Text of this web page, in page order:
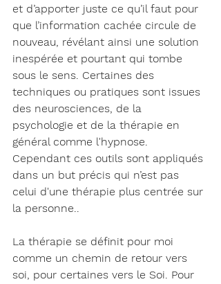
et d’apporter juste ce qu’il faut pour
que l’information cachée circule de
nouveau, révélant ainsi une solution
inespérée et pourtant qui tombe
sous le sens. Certaines des
techniques ou pratiques sont issues
des neurosciences, de la
psychologie et de la thérapie en
général comme l'hypnose.
Cependant ces outils sont appliqués
dans un but précis qui n’est pas
celui d'une thérapie plus centrée sur
la personne..
La thérapie se définit pour moi
comme un chemin de retour vers
soi, pour certaines vers le Soi. Pour